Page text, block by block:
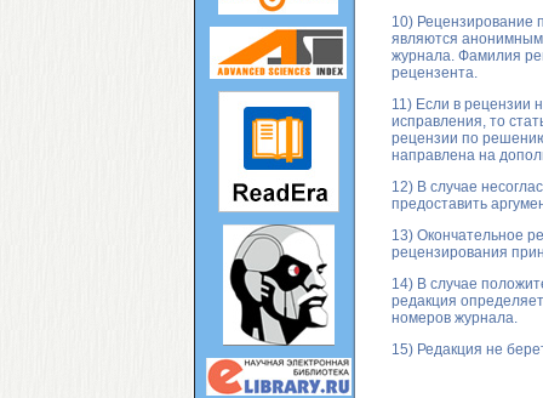
10) Рецензирование
являются
журнала. Фамилия
рецензента.
11) Если в рецензии
исправления, то
рецензии по
направлена на
12) В случае
предоставить
13) Окончательное
рецензирования
14) В случае
редакция
номеров журнала.
15) Редакция не